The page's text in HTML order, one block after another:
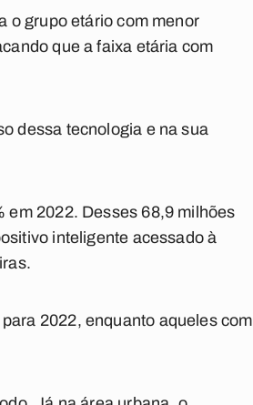
o grupo etário com menor
que a faixa etária com
dessa tecnologia e na sua
em 2022. Desses 68,9 milhões
inteligente acessado à
2022, enquanto aqueles com